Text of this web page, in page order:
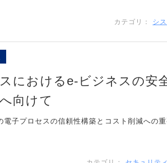
カテゴリ： シ
におけるe-ビジネスの安
向けて
電子プロセスの信頼性構築とコスト削減への